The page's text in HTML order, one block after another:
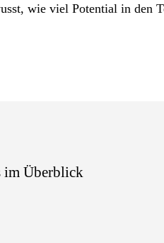
wie viel Potential in den
im Überblick